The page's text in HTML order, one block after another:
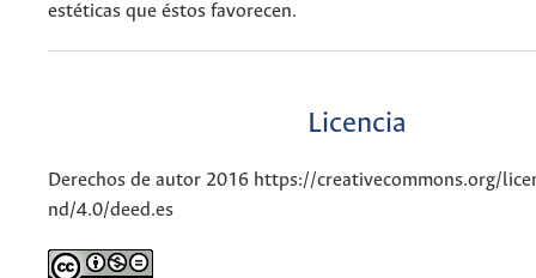
estéticas que éstos favorecen.
Licencia
Derechos de autor 2016 https://creativecommons.org/
nd/4.0/deed.es